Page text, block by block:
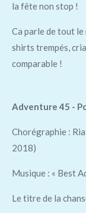
la fête non stop !
Ca parle de tout le
shirts trempés,
comparable !
Adventure 45 -
Chorégraphie :
2018)
Musique : « Best
Le titre de la